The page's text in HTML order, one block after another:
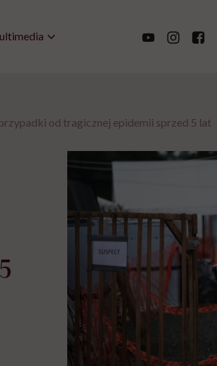
od tragicznej epidemii sprzed 5 lat